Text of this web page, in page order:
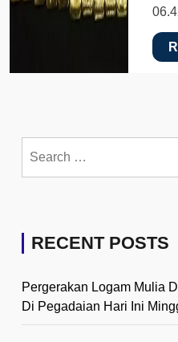
for:
RECENT POSTS
Pergerakan Logam Mulia
Di Pegadaian Hari Ini